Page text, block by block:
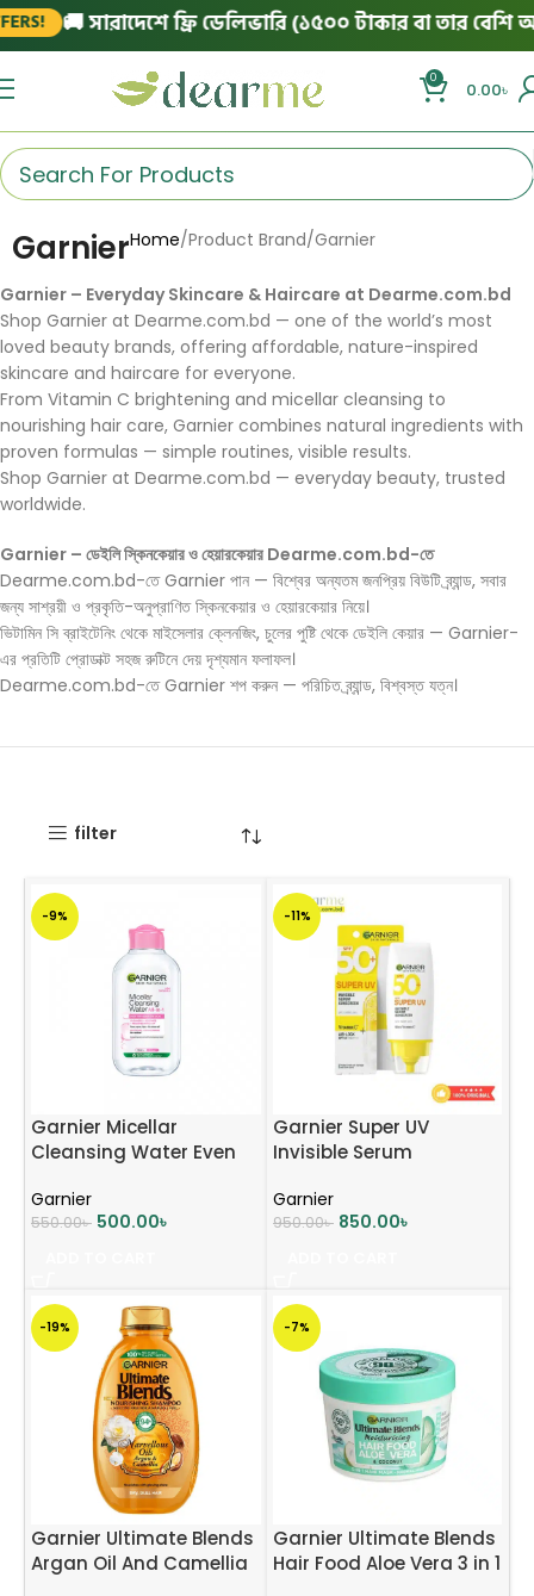
🚚 সারাদেশে ফ্রি ডেলিভারি (১৫০০ টাকার বা তার বেশি
0
0.00৳
GarnierHome Product Brand Garnier
Garnier – Everyday Skincare & Haircare at Dearme.com.bd
Shop Garnier at Dearme.com.bd — one of the world’s most
loved beauty brands, offering affordable, nature-inspired
skincare and haircare for everyone.
From Vitamin C brightening and micellar cleansing to
nourishing hair care, Garnier combines natural ingredients with
proven formulas — simple routines, visible results.
Shop Garnier at Dearme.com.bd — everyday beauty, trusted
worldwide.
Garnier – ডেইলি স্কিনকেয়ার ও হেয়ারকেয়ার Dearme.com.bd-তে
Dearme.com.bd-তে Garnier পান — বিশ্বের অন্যতম জনপ্রিয় বিউটি ব্র্যান্ড, সবার
জন্য সাশ্রয়ী ও প্রকৃতি-অনুপ্রাণিত স্কিনকেয়ার ও হেয়ারকেয়ার নিয়ে।
ভিটামিন সি ব্রাইটেনিং থেকে মাইসেলার ক্লেনজিং, চুলের পুষ্টি থেকে ডেইলি কেয়ার — Garnier-
এর প্রতিটি প্রোডাক্ট সহজ রুটিনে দেয় দৃশ্যমান ফলাফল।
Dearme.com.bd-তে Garnier শপ করুন — পরিচিত ব্র্যান্ড, বিশ্বস্ত যত্ন।
filter
-9%
Garnier Micellar
Cleansing Water Even
125ml
Garnier
550.00৳ 500.00৳
-11%
Garnier Super UV
Invisible Serum
PA++++
Garnier
950.00৳ 850.00৳
-19%
Garnier Ultimate Blends
Argan Oil And Camellia
-7%
Garnier Ultimate Blends
Hair Food Aloe Vera 3 in 1